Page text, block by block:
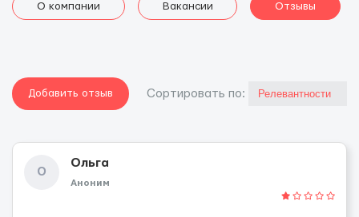
О компании Вакансии Отзывы
Добавить отзыв Cортировать по:
О
Ольга
Аноним